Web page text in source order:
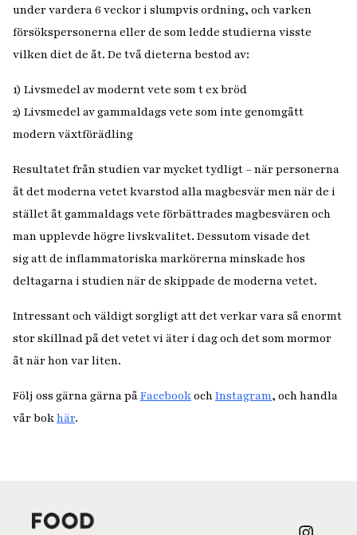
under vardera 6 veckor i slumpvis ordning, och varken
försökspersonerna eller de som ledde studierna visste
vilken diet de åt. De två dieterna bestod av:
1) Livsmedel av modernt vete som t ex bröd
2) Livsmedel av gammaldags vete som inte genomgått
modern växtförädling
Resultatet från studien var mycket tydligt – när personerna
åt det moderna vetet kvarstod alla magbesvär men när de i
stället åt gammaldags vete förbättrades magbesvären och
man upplevde högre livskvalitet. Dessutom visade det
sig att de inflammatoriska markörerna minskade hos
deltagarna i studien när de skippade de moderna vetet.
Intressant och väldigt sorgligt att det verkar vara så enormt
stor skillnad på det vetet vi äter i dag och det som mormor
åt när hon var liten.
Följ oss gärna gärna påFacebookochInstagram, och handla
vår bokhär.